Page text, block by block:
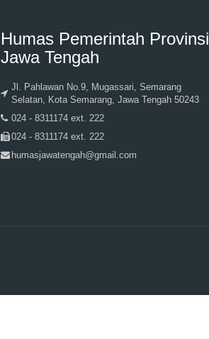
Humas Pemerintah Provinsi
Jawa Tengah
Jl. Pahlawan No.9, Mugassari, Semarang
Selatan, Kota Semarang, Jawa Tengah 50243
024 - 8311174 ext. 222
024 - 8311174 ext. 222
humasjawatengah@gmail.com